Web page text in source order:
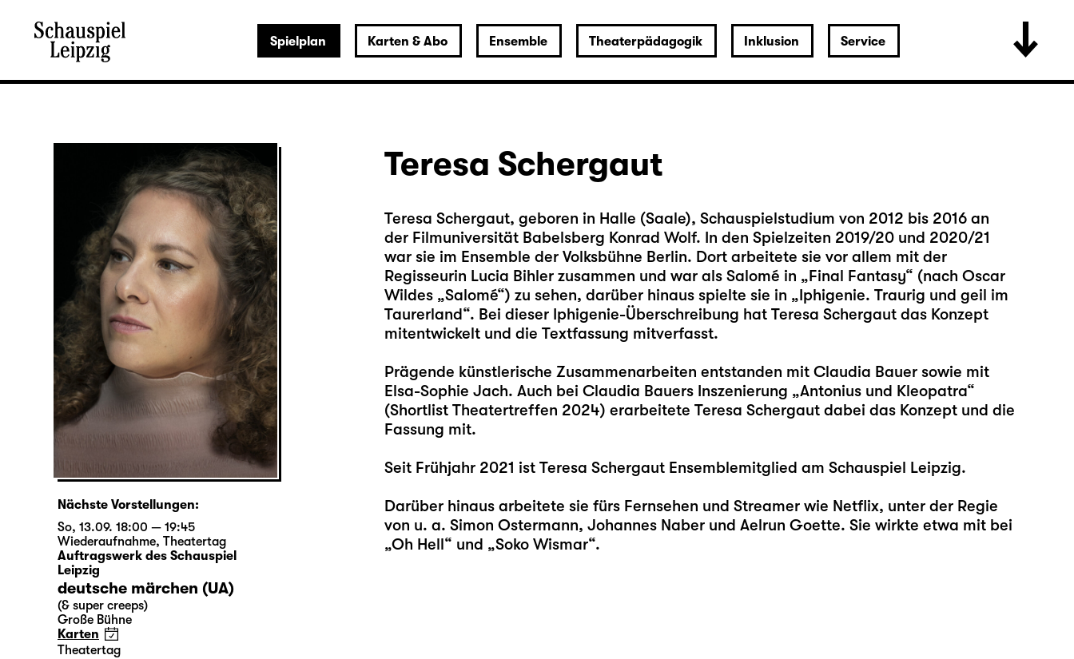
Spielplan Karten & Abo Ensemble Theaterpädagogik Inklusion Service
Teresa Schergaut
Teresa Schergaut, geboren in Halle (Saale), Schauspielstudium von 2012 bis 2016 an
der Filmuniversität Babelsberg Konrad Wolf. In den Spielzeiten 2019/20 und 2020/21
war sie im Ensemble der Volksbühne Berlin. Dort arbeitete sie vor allem mit der
Regisseurin Lucia Bihler zusammen und war als Salomé in „Final Fantasy“ (nach Oscar
Wildes „Salomé“) zu sehen, darüber hinaus spielte sie in „Iphigenie. Traurig und geil im
Taurerland“. Bei dieser Iphigenie-Überschreibung hat Teresa Schergaut das Konzept
mitentwickelt und die Textfassung mitverfasst.
Prägende künstlerische Zusammenarbeiten entstanden mit Claudia Bauer sowie mit
Elsa-Sophie Jach. Auch bei Claudia Bauers Inszenierung „Antonius und Kleopatra“
(Shortlist Theatertreffen 2024) erarbeitete Teresa Schergaut dabei das Konzept und die
Fassung mit.
Seit Frühjahr 2021 ist Teresa Schergaut Ensemblemitglied am Schauspiel Leipzig.
Darüber hinaus arbeitete sie fürs Fernsehen und Streamer wie Netflix, unter der Regie
von u. a. Simon Ostermann, Johannes Naber und Aelrun Goette. Sie wirkte etwa mit bei
„Oh Hell“ und „Soko Wismar“.
Nächste Vorstellungen:
So, 13.09. 18:00 — 19:45
Wiederaufnahme, Theatertag
Auftragswerk des Schauspiel
Leipzig
deutsche märchen (UA)
(& super creeps)
Große Bühne
Karten
Theatertag